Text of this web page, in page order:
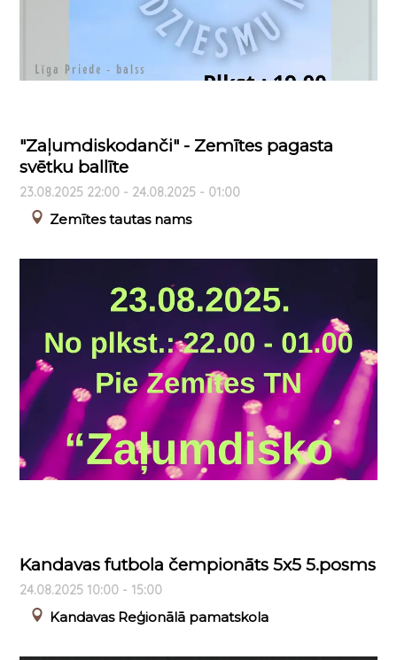
"Zaļumdiskodanči" - Zemītes pagasta
svētku ballīte
23.08.2025 22:00 - 24.08.2025 - 01:00
Zemītes tautas nams
Kandavas futbola čempionāts 5x5 5.posms
24.08.2025 10:00 - 15:00
Kandavas Reģionālā pamatskola